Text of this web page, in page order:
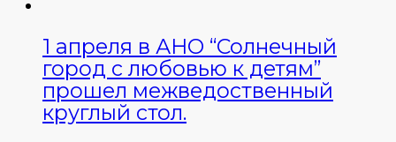
1 апреля в АНО “Солнечный
город с любовью к детям”
прошел межведоственный
круглый стол.